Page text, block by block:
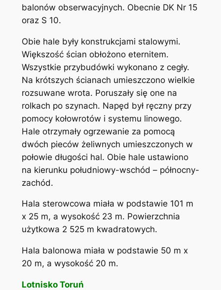
balonów obserwacyjnych. Obecnie DK Nr 15
oraz S 10.
Obie hale były konstrukcjami stalowymi.
Większość ścian obłożono eternitem.
Wszystkie przybudówki wykonano z cegły.
Na krótszych ścianach umieszczono wielkie
rozsuwane wrota. Poruszały się one na
rolkach po szynach. Napęd był ręczny przy
pomocy kołowrotów i systemu linowego.
Hale otrzymały ogrzewanie za pomocą
dwóch pieców żeliwnych umieszczonych w
połowie długości hal. Obie hale ustawiono
na kierunku południowy-wschód – północny-
zachód.
Hala sterowcowa miała w podstawie 101 m
x 25 m, a wysokość 23 m. Powierzchnia
użytkowa 2 525 m kwadratowych.
Hala balonowa miała w podstawie 50 m x
20 m, a wysokość 20 m.
Lotnisko Toruń